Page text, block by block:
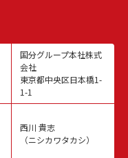
国分グループ本社株式
会社
東京都中央区日本橋1-
1-1
西川 貴志
（ニシカワタカシ）